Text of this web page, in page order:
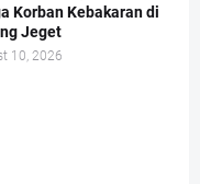
Korban Kebakaran di
Jeget
10, 2026